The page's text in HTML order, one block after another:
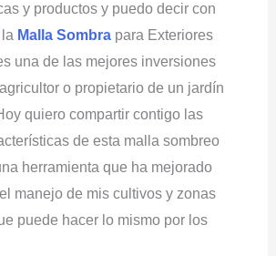
y productos y puedo decir con
Malla Sombrapara Exteriores
una de las mejores inversiones
o propietario de un jardín
quiero compartir contigo las
de esta malla sombreo
herramienta que ha mejorado
manejo de mis cultivos y zonas
puede hacer lo mismo por los